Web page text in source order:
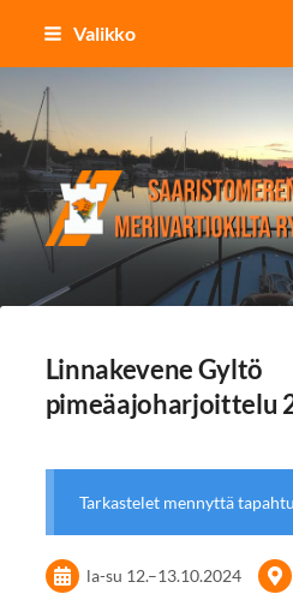
Siirry
Valikko
Linnakevene Gyltö
pimeäajoharjoittelu
Tarkastelet mennyttä
la-su 12.–13.10.2024